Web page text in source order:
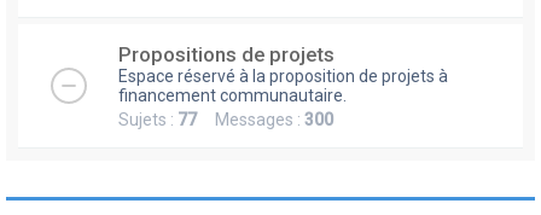
Propositions de projets
Espace réservé à la proposition de projets à
financement communautaire.
Sujets : 77Messages : 300